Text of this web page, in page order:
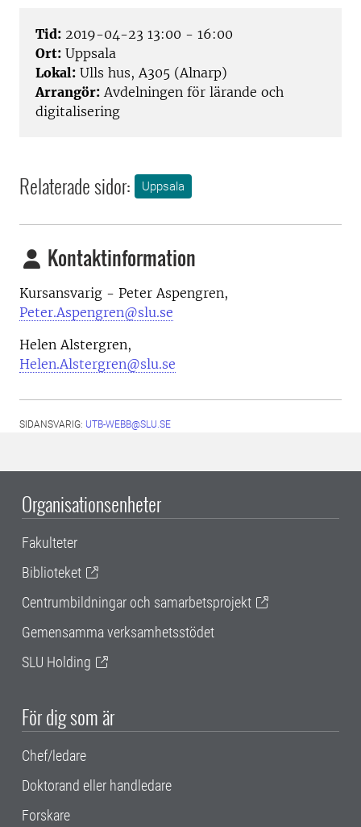
Tid: 2019-04-23 13:00 - 16:00
Ort: Uppsala
Lokal: Ulls hus, A305 (Alnarp)
Arrangör: Avdelningen för lärande och
digitalisering
Relaterade sidor: Uppsala
Kontaktinformation
Kursansvarig - Peter Aspengren,
Peter.Aspengren@slu.se
Helen Alstergren,
Helen.Alstergren@slu.se
SIDANSVARIG: UTB-WEBB@SLU.SE
Organisationsenheter
Fakulteter
Biblioteket
Centrumbildningar och samarbetsprojekt
Gemensamma verksamhetsstödet
SLU Holding
För dig som är
Chef/ledare
Doktorand eller handledare
Forskare